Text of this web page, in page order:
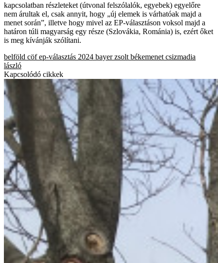
kapcsolatban részleteket (útvonal felszólalók, egyebek) egyelőre
nem árultak el, csak annyit, hogy „új elemek is várhatóak majd a
menet során”, illetve hogy mivel az EP-választáson voksol majd a
határon túli magyarság egy része (Szlovákia, Románia) is, ezért őket
is meg kívánják szólítani.
belföld cöf ep-választás 2024 bayer zsolt békemenet csizmadia
lászló
Kapcsolódó cikkek